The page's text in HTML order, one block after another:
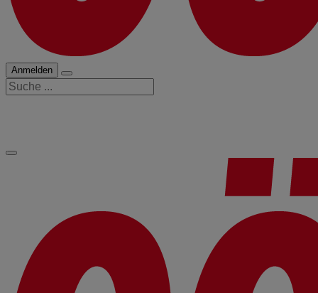
Anmelden
Suche